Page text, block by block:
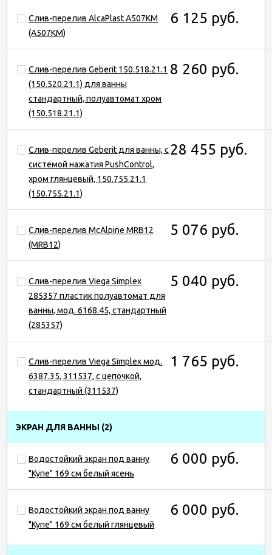
Слив-перелив AlcaPlast A507KM
(A507KM)
6 125 руб.
Слив-перелив Geberit 150.518.21.1
(150.520.21.1) для ванны
стандартный, полуавтомат хром
(150.518.21.1)
8 260 руб.
Слив-перелив Geberit для ванны, с
системой нажатия PushControl,
хром глянцевый, 150.755.21.1
(150.755.21.1)
28 455 руб.
Слив-перелив McAlpine MRB12
(MRB12)
5 076 руб.
Слив-перелив Viega Simplex
285357 пластик полуавтомат для
ванны, мод. 6168.45, стандартный
(285357)
5 040 руб.
Слив-перелив Viega Simplex мод.
6387.35, 311537, с цепочкой,
стандартный (311537)
1 765 руб.
ЭКРАН ДЛЯ ВАННЫ (2)
Водостойкий экран под ванну
"Купе" 169 см белый ясень
6 000 руб.
Водостойкий экран под ванну
"Купе" 169 см белый глянцевый
6 000 руб.